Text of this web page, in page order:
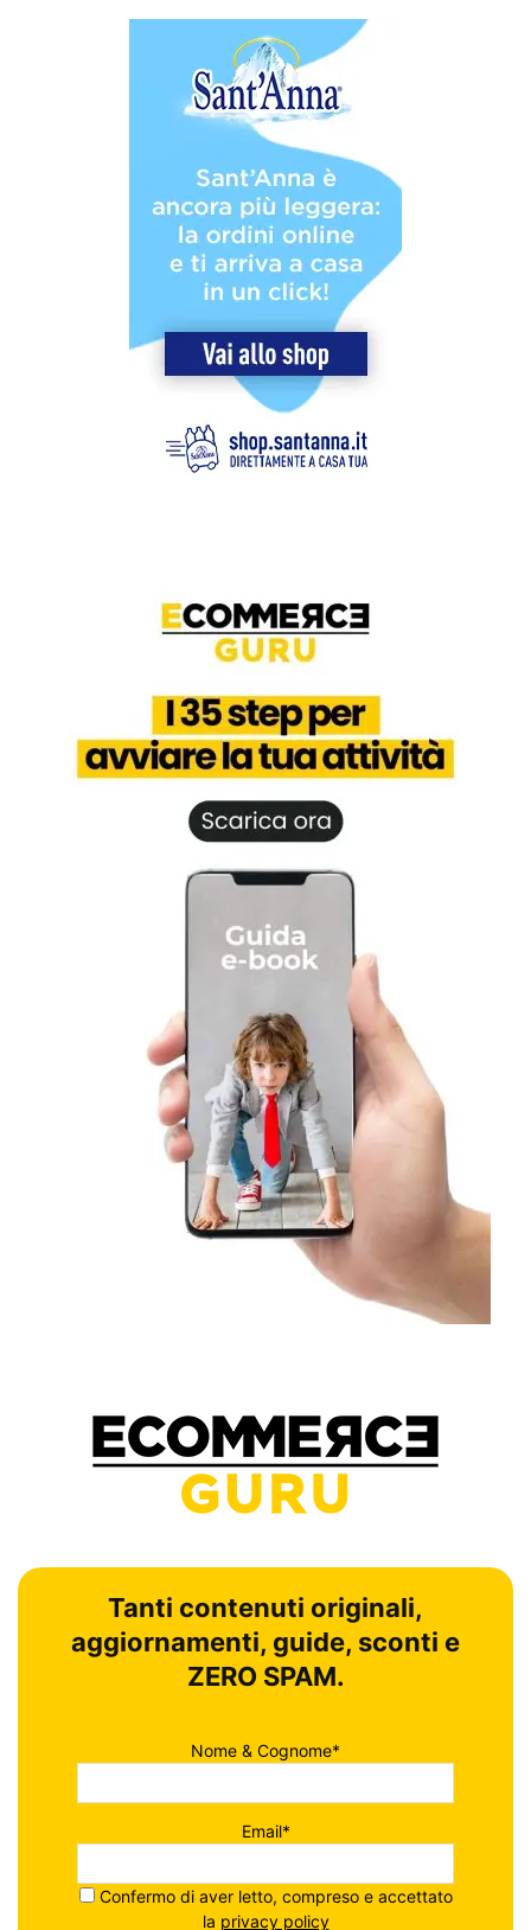
Tanti contenuti originali,
aggiornamenti, guide, sconti e
ZERO SPAM.
Nome & Cognome*
Email*
Confermo di aver letto, compreso e accettato
la privacy policy